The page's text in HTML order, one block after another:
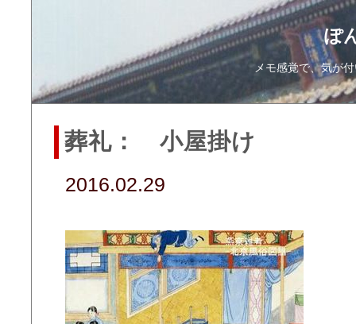
ぽ
メモ感覚で、気が
葬礼： 小屋掛け
2016.02.29